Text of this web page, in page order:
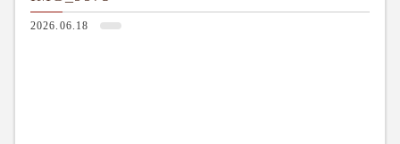
2026.06.18